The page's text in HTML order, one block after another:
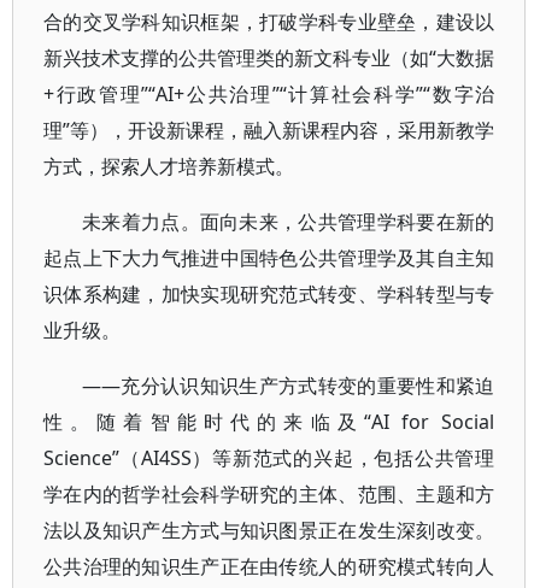
合的交叉学科知识框架，打破学科专业壁垒，建设以
新兴技术支撑的公共管理类的新文科专业（如“大数据
+行政管理”“AI+公共治理”“计算社会科学”“数字治
理”等），开设新课程，融入新课程内容，采用新教学
方式，探索人才培养新模式。
未来着力点。面向未来，公共管理学科要在新的
起点上下大力气推进中国特色公共管理学及其自主知
识体系构建，加快实现研究范式转变、学科转型与专
业升级。
——充分认识知识生产方式转变的重要性和紧迫
性。随着智能时代的来临及“AI for Social
Science”（AI4SS）等新范式的兴起，包括公共管理
学在内的哲学社会科学研究的主体、范围、主题和方
法以及知识产生方式与知识图景正在发生深刻改变。
公共治理的知识生产正在由传统人的研究模式转向人